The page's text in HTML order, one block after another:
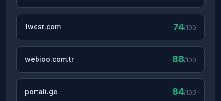
1west.com 74/100
webioo.com.tr 88/100
portali.ge 84/100